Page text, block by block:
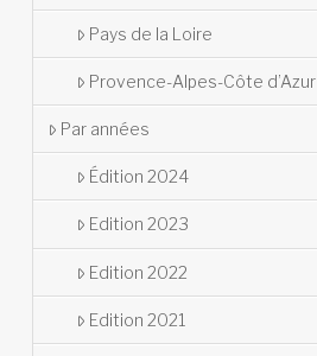
Pays de la Loire
Provence-Alpes-Côte d’Azur
Par années
Édition 2024
Edition 2023
Edition 2022
Edition 2021